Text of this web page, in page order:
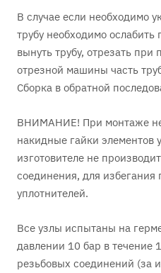
В случае если необходимо
трубу необходимо
вынуть трубу, отрезать
отрезной машины часть
Сборка в обратной
ВНИМАНИЕ! При монтаже
накидные гайки элементов
изготовителе не
соединения, для
уплотнителей.
Все узлы испытаны на
давлении 10 бар в течение
резьбовых соединений (за